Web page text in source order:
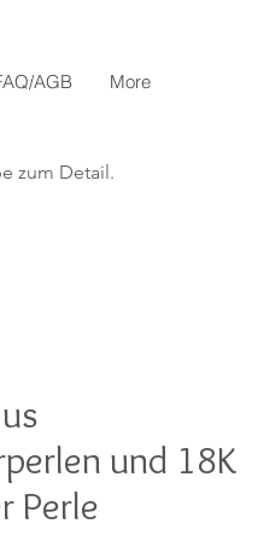
AGB More
zum Detail.
und 18K
Perle